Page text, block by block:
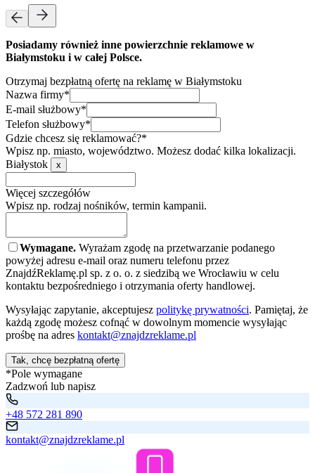
Posiadamy również inne powierzchnie reklamowe w
Białymstoku i w całej Polsce.
Otrzymaj bezpłatną ofertę na reklamę w Białymstoku
Nazwa firmy*
E-mail służbowy*
Telefon służbowy*
Gdzie chcesz się reklamować?*
Wpisz np. miasto, województwo. Możesz dodać kilka lokalizacji.
Białystok
x
Więcej szczegółów
Wpisz np. rodzaj nośników, termin kampanii.
Wymagane. Wyrażam zgodę na przetwarzanie podanego
powyżej adresu e-mail oraz numeru telefonu przez
ZnajdźReklamę.pl sp. z o. o. z siedzibą we Wrocławiu w celu
kontaktu bezpośredniego i otrzymania oferty handlowej.
Wysyłając zapytanie, akceptujesz politykę prywatności. Pamiętaj, że
każdą zgodę możesz cofnąć w dowolnym momencie wysyłając
prośbę na adres kontakt@znajdzreklame.pl
Tak, chcę bezpłatną ofertę
*Pole wymagane
Zadzwoń lub napisz
+48 572 281 890
kontakt@znajdzreklame.pl